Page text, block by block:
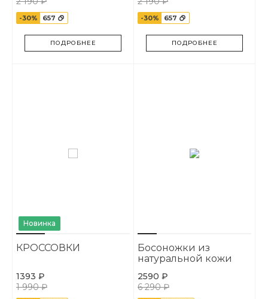
-30% 657
ПОДРОБНЕЕ
-30% 657
ПОДРОБНЕЕ
Новинка
КРОССОВКИ
1393 ₽
1 990 ₽
Босоножки из
натуральной кожи
2590 ₽
6 290 ₽